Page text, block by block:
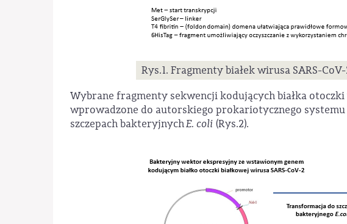
Rys.1. Fragmenty białek wirusa SARS-
Wybrane fragmenty sekwencji kodujących białka
wprowadzone do autorskiego prokariotycznego
szczepach bakteryjnychE. coli (Rys.2).